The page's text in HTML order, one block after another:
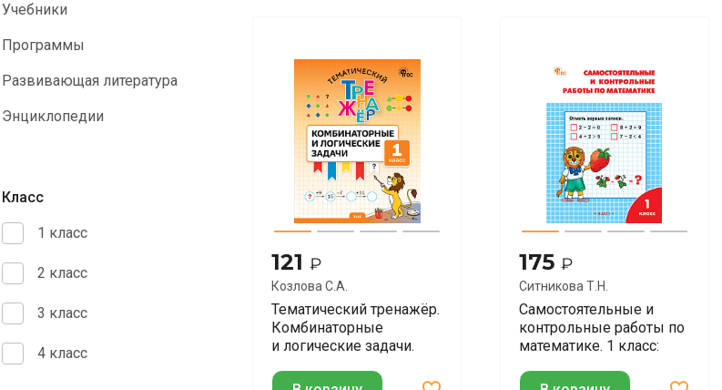
Учебники
Программы
Развивающая литература
Энциклопедии
Класс
1 класс
2 класс
3 класс
4 класс
121₽
Козлова С.А.
Тематический тренажёр.
Комбинаторные
и логические задачи.
175 ₽
Ситникова Т.Н.
Самостоятельные и
контрольные работы по
математике. 1 класс: